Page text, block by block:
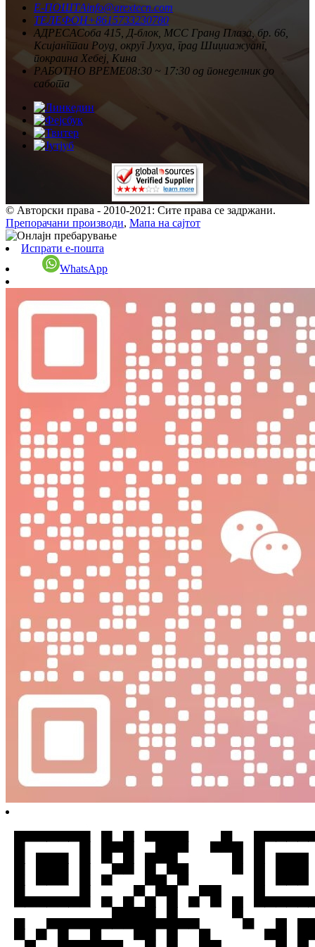
Е-ПОШТАinfo@arextecn.com
ТЕЛЕФОН+8615733230780
АДРЕСАСоба 415, Д-блок, MCC Гранд Плаза, бр. 66,
Ксијангтаи Роуд, округ Јухуа, град Шиџиажуанг,
покраина Хебеј, Кина
РАБОТНО ВРЕМЕ08:30 ~ 17:30 од понеделник до
сабота
© Авторски права - 2010-2021: Сите права се задржани.
Препорачани производи, Мапа на сајтот
Испрати е-пошта
WhatsApp